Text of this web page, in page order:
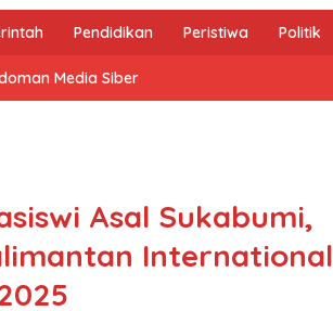
Pendidikan Peristiwa Politik
Media Siber
Asal Sukabumi,
International